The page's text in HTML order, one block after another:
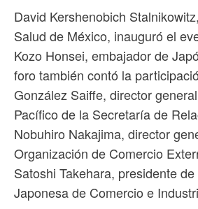
David Kershenobich
Salud de México, inauguró el
Kozo Honsei, embajador de
foro también contó la
González Saiffe, director
Pacífico de la Secretaría de
Nobuhiro Nakajima, director
Organización de Comercio
Satoshi Takehara, presidente
Japonesa de Comercio e